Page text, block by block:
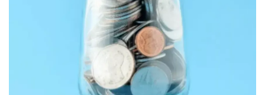
Kartu Kredit
Kredit Usaha
Pinjaman Online